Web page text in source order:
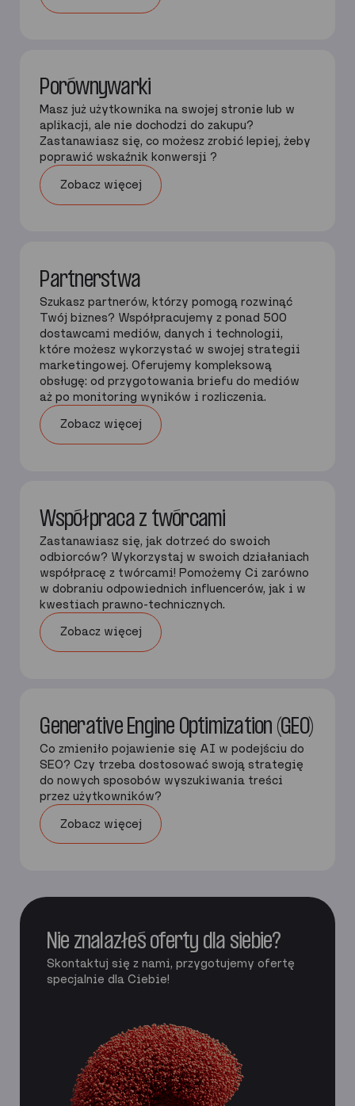
Porównywarki
Masz już użytkownika na swojej stronie lub w
aplikacji, ale nie dochodzi do zakupu?
Zastanawiasz się, co możesz zrobić lepiej, żeby
poprawić wskaźnik konwersji ?
Zobacz więcej
Partnerstwa
Szukasz partnerów, którzy pomogą rozwinąć
Twój biznes? Współpracujemy z ponad 500
dostawcami mediów, danych i technologii,
które możesz wykorzystać w swojej strategii
marketingowej. Oferujemy kompleksową
obsługę: od przygotowania briefu do mediów
aż po monitoring wyników i rozliczenia.
Zobacz więcej
Współpraca z twórcami
Zastanawiasz się, jak dotrzeć do swoich
odbiorców? Wykorzystaj w swoich działaniach
współpracę z twórcami! Pomożemy Ci zarówno
w dobraniu odpowiednich influencerów, jak i w
kwestiach prawno-technicznych.
Zobacz więcej
Generative Engine Optimization (GEO)
Co zmieniło pojawienie się AI w podejściu do
SEO? Czy trzeba dostosować swoją strategię
do nowych sposobów wyszukiwania treści
przez użytkowników?
Zobacz więcej
Nie znalazłeś oferty dla siebie?
Skontaktuj się z nami, przygotujemy ofertę
specjalnie dla Ciebie!